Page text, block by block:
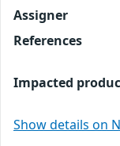
Assigner
References
Impacted
Show details on